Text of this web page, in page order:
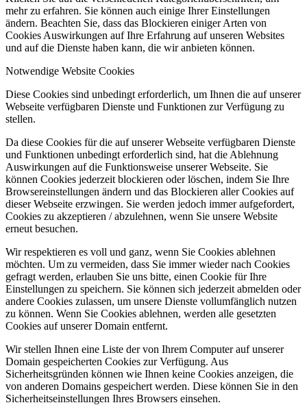
mehr zu erfahren. Sie können auch einige Ihrer Einstellungen
ändern. Beachten Sie, dass das Blockieren einiger Arten von
Cookies Auswirkungen auf Ihre Erfahrung auf unseren Websites
und auf die Dienste haben kann, die wir anbieten können.
Notwendige Website Cookies
Diese Cookies sind unbedingt erforderlich, um Ihnen die auf unserer
Webseite verfügbaren Dienste und Funktionen zur Verfügung zu
stellen.
Da diese Cookies für die auf unserer Webseite verfügbaren Dienste
und Funktionen unbedingt erforderlich sind, hat die Ablehnung
Auswirkungen auf die Funktionsweise unserer Webseite. Sie
können Cookies jederzeit blockieren oder löschen, indem Sie Ihre
Browsereinstellungen ändern und das Blockieren aller Cookies auf
dieser Webseite erzwingen. Sie werden jedoch immer aufgefordert,
Cookies zu akzeptieren / abzulehnen, wenn Sie unsere Website
erneut besuchen.
Wir respektieren es voll und ganz, wenn Sie Cookies ablehnen
möchten. Um zu vermeiden, dass Sie immer wieder nach Cookies
gefragt werden, erlauben Sie uns bitte, einen Cookie für Ihre
Einstellungen zu speichern. Sie können sich jederzeit abmelden oder
andere Cookies zulassen, um unsere Dienste vollumfänglich nutzen
zu können. Wenn Sie Cookies ablehnen, werden alle gesetzten
Cookies auf unserer Domain entfernt.
Wir stellen Ihnen eine Liste der von Ihrem Computer auf unserer
Domain gespeicherten Cookies zur Verfügung. Aus
Sicherheitsgründen können wie Ihnen keine Cookies anzeigen, die
von anderen Domains gespeichert werden. Diese können Sie in den
Sicherheitseinstellungen Ihres Browsers einsehen.